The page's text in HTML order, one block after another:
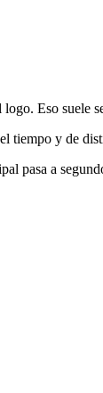
Eso suele
tiempo y de
pasa a